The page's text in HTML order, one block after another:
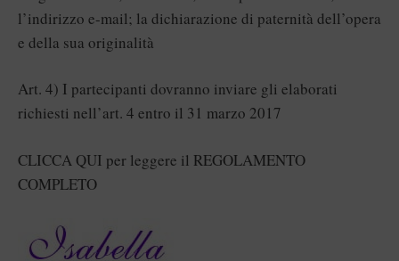
l’indirizzo e-mail; la dichiarazione di paternità dell’opera
e della sua originalità
Art. 4) I partecipanti dovranno inviare gli elaborati
richiesti nell’art. 4 entro il 31 marzo 2017
CLICCA QUI per leggere il REGOLAMENTO
COMPLETO